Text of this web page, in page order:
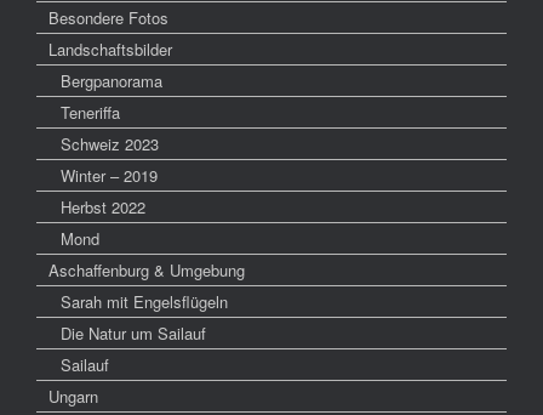
Besondere Fotos
Landschaftsbilder
Bergpanorama
Teneriffa
Schweiz 2023
Winter – 2019
Herbst 2022
Mond
Aschaffenburg & Umgebung
Sarah mit Engelsflügeln
Die Natur um Sailauf
Sailauf
Ungarn